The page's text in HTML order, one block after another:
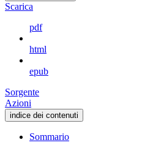
Scarica
pdf
html
epub
Sorgente
Azioni
indice dei contenuti
Sommario